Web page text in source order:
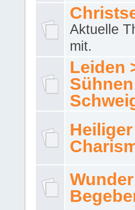
Aktuelle
mit.
Leiden